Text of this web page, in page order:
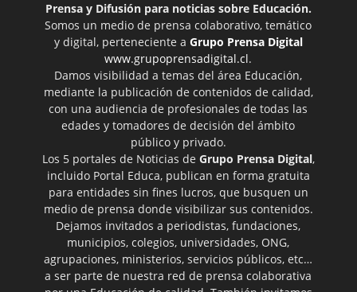
Prensa y Difusión para noticias sobre Educación.
Somos un medio de prensa colaborativo, temático
y digital, perteneciente a Grupo Prensa Digital
www.grupoprensadigital.cl.
Damos visibilidad a temas del área Educación,
mediante la publicación de contenidos de calidad,
con una audiencia de profesionales de todas las
edades y tomadores de decisión del ámbito
público y privado.
Los 5 portales de Noticias de Grupo Prensa Digital,
incluido Portal Educa, publican en forma gratuita
para entidades sin fines lucros, que busquen un
medio de prensa donde visibilizar sus contenidos.
Dejamos invitados a periodistas, fundaciones,
municipios, colegios, universidades, ONG,
agrupaciones, ministerios, servicios públicos, etc…
a ser parte de nuestra red de prensa colaborativa